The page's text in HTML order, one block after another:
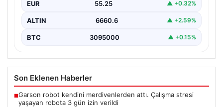
Günümüzde…
EUR 55.25 ▲ +0.32%
ALTIN 6660.6 ▲ +2.59%
BTC 3095000 ▲ +0.15%
Son Eklenen Haberler
■Garson robot kendini merdivenlerden attı. Çalışma stresi
yaşayan robota 3 gün izin verildi